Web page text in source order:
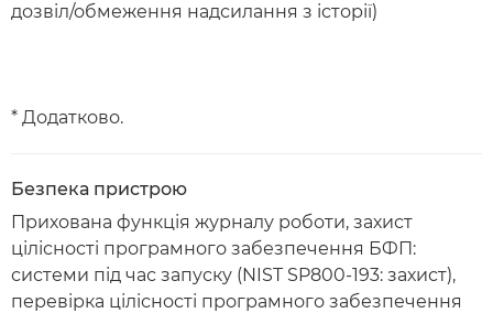
дозвіл/обмеження надсилання з історії)
* Додатково.
Безпека пристрою
Прихована функція журналу роботи, захист
цілісності програмного забезпечення БФП:
системи під час запуску (NIST SP800-193: захист),
перевірка цілісності програмного забезпечення